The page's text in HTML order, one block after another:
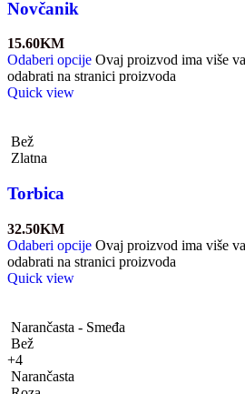
Novčanik
15.60KM
Odaberi opcije Ovaj proizvod ima više
odabrati na stranici proizvoda
Quick view
Bež
Zlatna
Torbica
32.50KM
Odaberi opcije Ovaj proizvod ima više
odabrati na stranici proizvoda
Quick view
Narančasta - Smeđa
Bež
+4
Narančasta